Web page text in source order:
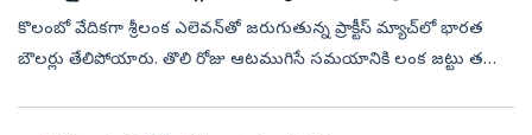
కొలంబో వేదికగా శ్రీలంక ఎలెవన్‌తో జరుగుతున్న ప్రాక్టీస్ మ్యాచ్‌లో భారత
బౌలర్లు తేలిపోయారు. తొలి రోజు ఆటముగిసే సమయానికి లంక జట్టు తమ